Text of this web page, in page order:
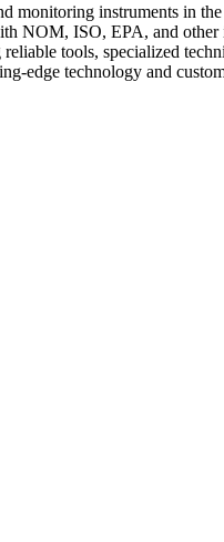
monitoring instruments in
NOM, ISO, EPA, and
tools, specialized
edge technology and